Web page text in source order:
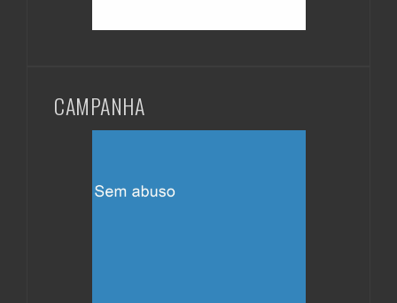
CAMPANHA